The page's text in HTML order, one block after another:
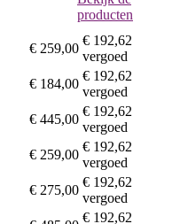
producten
€ 259,00
€ 192,62
vergoed
€ 184,00
€ 192,62
vergoed
€ 445,00
€ 192,62
vergoed
€ 259,00
€ 192,62
vergoed
€ 275,00
€ 192,62
vergoed
€ 192,62